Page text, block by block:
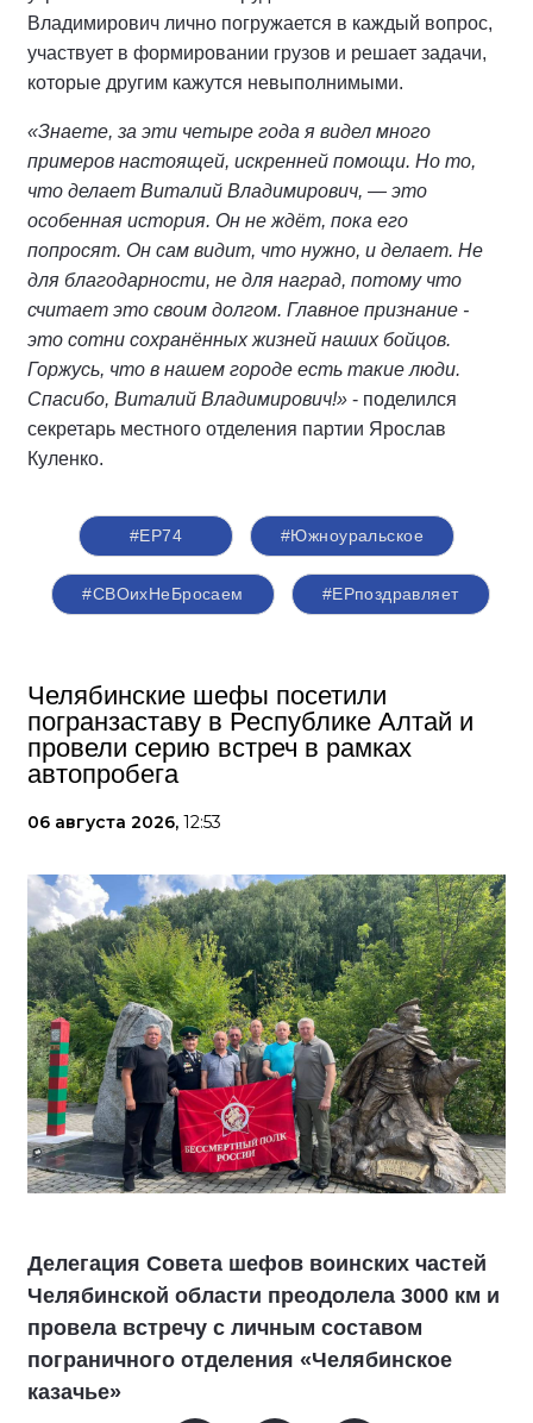
Владимирович лично погружается в каждый вопрос,
участвует в формировании грузов и решает задачи,
которые другим кажутся невыполнимыми.
«Знаете, за эти четыре года я видел много
примеров настоящей, искренней помощи. Но то,
что делает Виталий Владимирович, — это
особенная история. Он не ждёт, пока его
попросят. Он сам видит, что нужно, и делает. Не
для благодарности, не для наград, потому что
считает это своим долгом. Главное признание -
это сотни сохранённых жизней наших бойцов.
Горжусь, что в нашем городе есть такие люди.
Спасибо, Виталий Владимирович!» - поделился
секретарь местного отделения партии Ярослав
Куленко.
#ЕР74 #Южноуральское
#СВОихНеБросаем #ЕРпоздравляет
Челябинские шефы посетили
погранзаставу в Республике Алтай и
провели серию встреч в рамках
автопробега
06 августа 2026, 12:53
Делегация Совета шефов воинских частей
Челябинской области преодолела 3000 км и
провела встречу с личным составом
пограничного отделения «Челябинское
казачье»